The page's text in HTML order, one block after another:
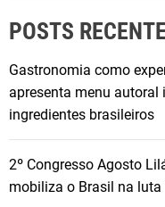
POSTS
Gastronomia como
apresenta menu
ingredientes brasileiros
2º Congresso Agosto
mobiliza o Brasil na